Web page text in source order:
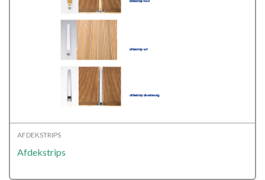
AFDEKSTRIPS
Afdekstrips